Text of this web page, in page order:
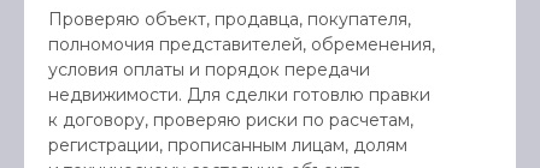
Проверяю объект, продавца, покупателя,
полномочия представителей, обременения,
условия оплаты и порядок передачи
недвижимости. Для сделки готовлю правки
к договору, проверяю риски по расчетам,
регистрации, прописанным лицам, долям